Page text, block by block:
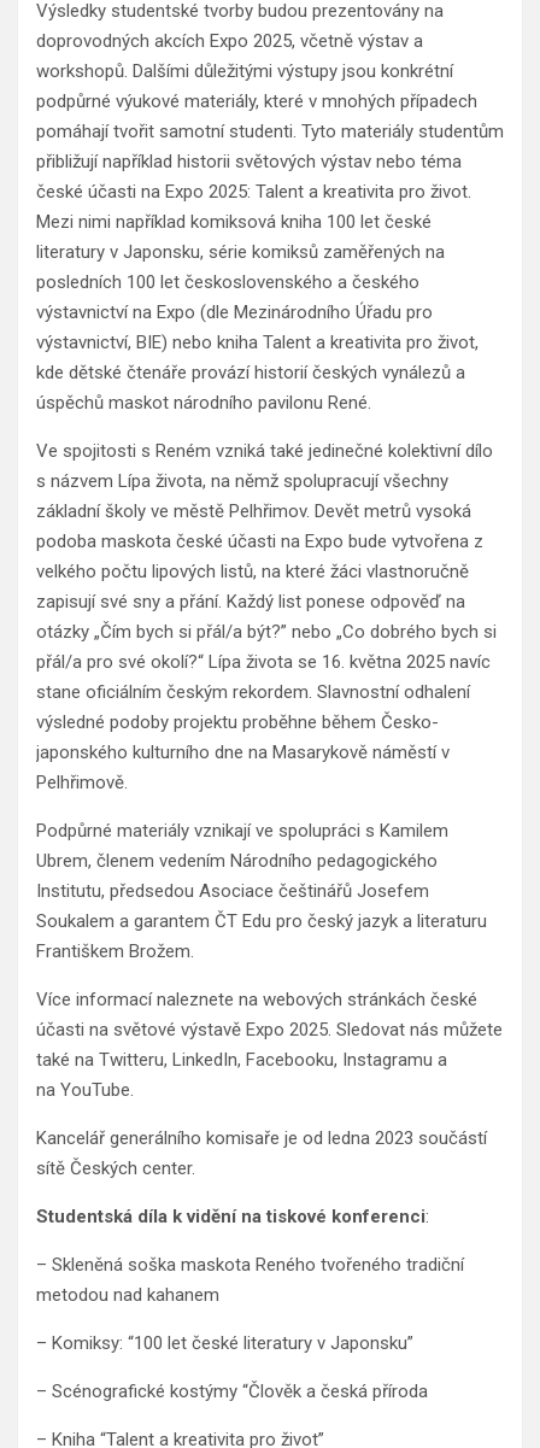
Výsledky studentské tvorby budou prezentovány na
doprovodných akcích Expo 2025, včetně výstav a
workshopů. Dalšími důležitými výstupy jsou konkrétní
podpůrné výukové materiály, které v mnohých případech
pomáhají tvořit samotní studenti. Tyto materiály studentům
přibližují například historii světových výstav nebo téma
české účasti na Expo 2025: Talent a kreativita pro život.
Mezi nimi například komiksová kniha 100 let české
literatury v Japonsku, série komiksů zaměřených na
posledních 100 let československého a českého
výstavnictví na Expo (dle Mezinárodního Úřadu pro
výstavnictví, BIE) nebo kniha Talent a kreativita pro život,
kde dětské čtenáře provází historií českých vynálezů a
úspěchů maskot národního pavilonu René.
Ve spojitosti s Reném vzniká také jedinečné kolektivní dílo
s názvem Lípa života, na němž spolupracují všechny
základní školy ve městě Pelhřimov. Devět metrů vysoká
podoba maskota české účasti na Expo bude vytvořena z
velkého počtu lipových listů, na které žáci vlastnoručně
zapisují své sny a přání. Každý list ponese odpověď na
otázky „Čím bych si přál/a být?” nebo „Co dobrého bych si
přál/a pro své okolí?“ Lípa života se 16. května 2025 navíc
stane oficiálním českým rekordem. Slavnostní odhalení
výsledné podoby projektu proběhne během Česko-
japonského kulturního dne na Masarykově náměstí v
Pelhřimově.
Podpůrné materiály vznikají ve spolupráci s Kamilem
Ubrem, členem vedením Národního pedagogického
Institutu, předsedou Asociace češtinářů Josefem
Soukalem a garantem ČT Edu pro český jazyk a literaturu
Františkem Brožem.
Více informací naleznete na webových stránkách české
účasti na světové výstavě Expo 2025. Sledovat nás můžete
také na Twitteru, LinkedIn, Facebooku, Instagramu a
na YouTube.
Kancelář generálního komisaře je od ledna 2023 součástí
sítě Českých center.
Studentská díla k vidění na tiskové konferenci:
– Skleněná soška maskota Reného tvořeného tradiční
metodou nad kahanem
– Komiksy: “100 let české literatury v Japonsku”
– Scénografické kostýmy “Člověk a česká příroda
– Kniha “Talent a kreativita pro život”